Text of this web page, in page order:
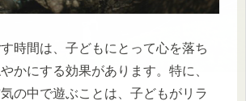
時間は、子どもにとって心を落ち
かにする効果があります。特に、
の中で遊ぶことは、子どもがリラ